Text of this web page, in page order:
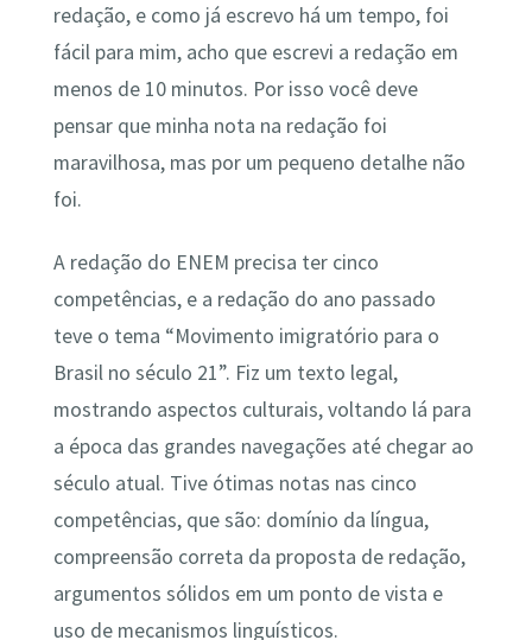
redação, e como já escrevo há um tempo, foi
fácil para mim, acho que escrevi a redação em
menos de 10 minutos. Por isso você deve
pensar que minha nota na redação foi
maravilhosa, mas por um pequeno detalhe não
foi.
A redação do ENEM precisa ter cinco
competências, e a redação do ano passado
teve o tema “Movimento imigratório para o
Brasil no século 21”. Fiz um texto legal,
mostrando aspectos culturais, voltando lá para
a época das grandes navegações até chegar ao
século atual. Tive ótimas notas nas cinco
competências, que são: domínio da língua,
compreensão correta da proposta de redação,
argumentos sólidos em um ponto de vista e
uso de mecanismos linguísticos.